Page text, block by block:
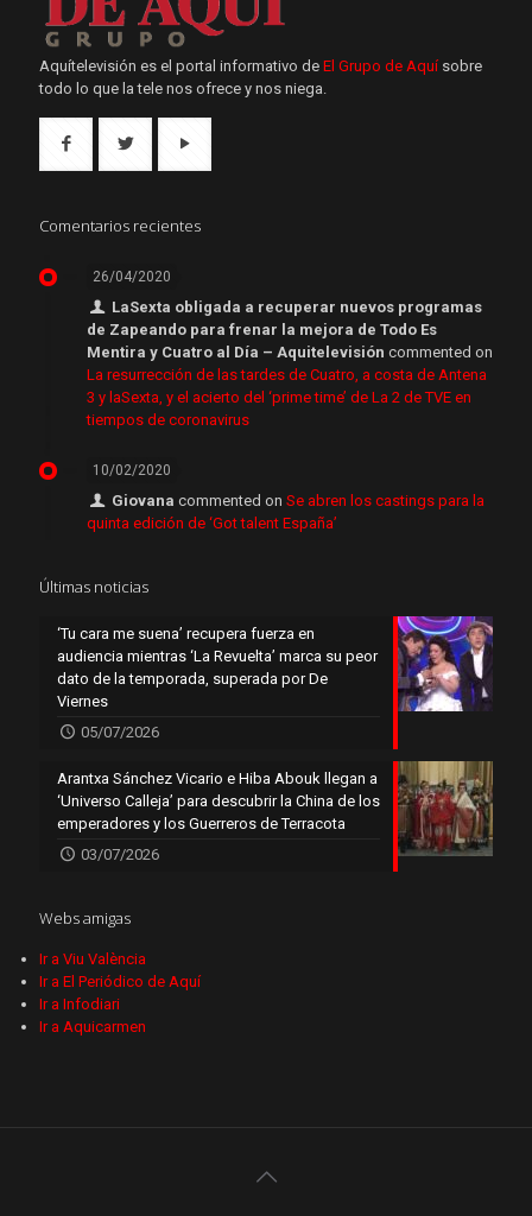
Aquítelevisión es el portal informativo de El Grupo de Aquí sobre
todo lo que la tele nos ofrece y nos niega.
Comentarios recientes
26/04/2020
LaSexta obligada a recuperar nuevos programas
de Zapeando para frenar la mejora de Todo Es
Mentira y Cuatro al Día – Aquitelevisión commented on
La resurrección de las tardes de Cuatro, a costa de Antena
3 y laSexta, y el acierto del ‘prime time’ de La 2 de TVE en
tiempos de coronavirus
10/02/2020
Giovana commented onSe abren los castings para la
quinta edición de ‘Got talent España’
Últimas noticias
‘Tu cara me suena’ recupera fuerza en
audiencia mientras ‘La Revuelta’ marca su peor
dato de la temporada, superada por De
Viernes
05/07/2026
Arantxa Sánchez Vicario e Hiba Abouk llegan a
‘Universo Calleja’ para descubrir la China de los
emperadores y los Guerreros de Terracota
03/07/2026
Webs amigas
Ir a Viu València
Ir a El Periódico de Aquí
Ir a Infodiari
Ir a Aquicarmen